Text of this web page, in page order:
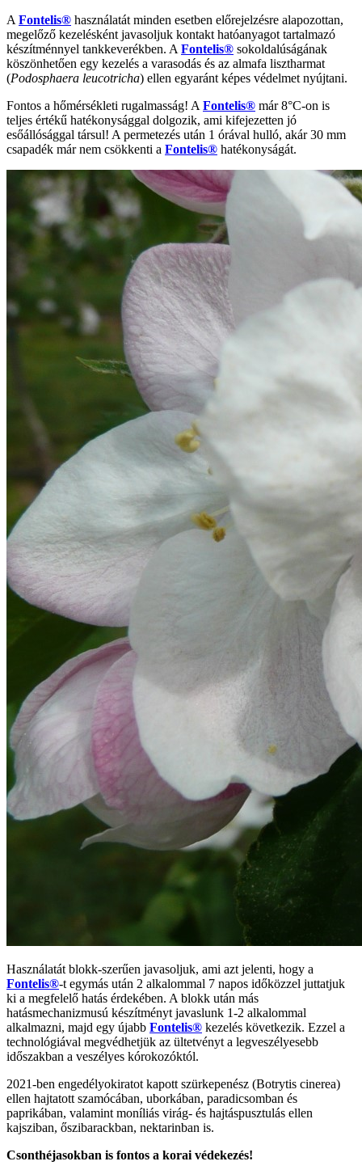
A Fontelis® használatát minden esetben előrejelzésre alapozottan,
megelőző kezelésként javasoljuk kontakt hatóanyagot tartalmazó
készítménnyel tankkeverékben. A Fontelis® sokoldalúságának
köszönhetően egy kezelés a varasodás és az almafa lisztharmat
(Podosphaera leucotricha) ellen egyaránt képes védelmet nyújtani.
Fontos a hőmérsékleti rugalmasság! A Fontelis® már 8°C-on is
teljes értékű hatékonysággal dolgozik, ami kifejezetten jó
esőállósággal társul! A permetezés után 1 órával hulló, akár 30 mm
csapadék már nem csökkenti a Fontelis® hatékonyságát.
Használatát blokk-szerűen javasoljuk, ami azt jelenti, hogy a
Fontelis®-t egymás után 2 alkalommal 7 napos időközzel juttatjuk
ki a megfelelő hatás érdekében. A blokk után más
hatásmechanizmusú készítményt javaslunk 1-2 alkalommal
alkalmazni, majd egy újabb Fontelis® kezelés következik. Ezzel a
technológiával megvédhetjük az ültetvényt a legveszélyesebb
időszakban a veszélyes kórokozóktól.
2021-ben engedélyokiratot kapott szürkepenész (Botrytis cinerea)
ellen hajtatott szamócában, uborkában, paradicsomban és
paprikában, valamint moníliás virág- és hajtáspusztulás ellen
kajsziban, őszibarackban, nektarinban is.
Csonthéjasokban is fontos a korai védekezés!